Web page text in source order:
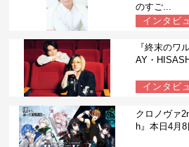
のすご...
インタビ
『終末のワ
AY・
インタビ
クロノヴァ
h』本日4月8